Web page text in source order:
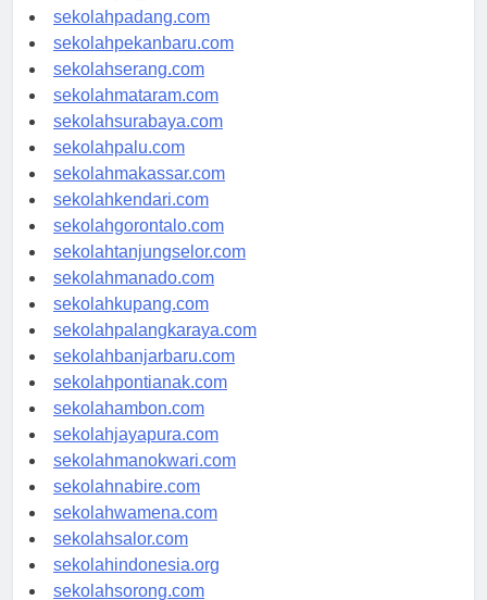
sekolahyogyakarta.com
sekolahpadang.com
sekolahpekanbaru.com
sekolahserang.com
sekolahmataram.com
sekolahsurabaya.com
sekolahpalu.com
sekolahmakassar.com
sekolahkendari.com
sekolahgorontalo.com
sekolahtanjungselor.com
sekolahmanado.com
sekolahkupang.com
sekolahpalangkaraya.com
sekolahbanjarbaru.com
sekolahpontianak.com
sekolahambon.com
sekolahjayapura.com
sekolahmanokwari.com
sekolahnabire.com
sekolahwamena.com
sekolahsalor.com
sekolahindonesia.org